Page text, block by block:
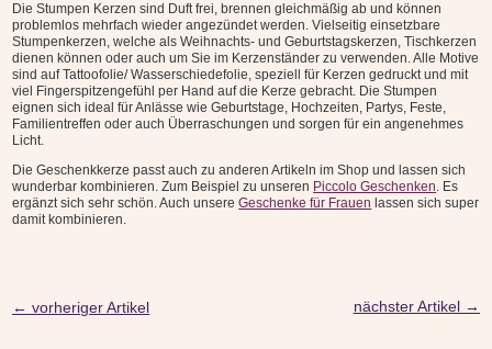
Die Stumpen Kerzen sind Duft frei, brennen gleichmäßig ab und können
problemlos mehrfach wieder angezündet werden. Vielseitig einsetzbare
Stumpenkerzen, welche als Weihnachts- und Geburtstagskerzen, Tischkerzen
dienen können oder auch um Sie im Kerzenständer zu verwenden. Alle Motive
sind auf Tattoofolie/ Wasserschiedefolie, speziell für Kerzen gedruckt und mit
viel Fingerspitzengefühl per Hand auf die Kerze gebracht. Die Stumpen
eignen sich ideal für Anlässe wie Geburtstage, Hochzeiten, Partys, Feste,
Familientreffen oder auch Überraschungen und sorgen für ein angenehmes
Licht.
Die Geschenkkerze passt auch zu anderen Artikeln im Shop und lassen sich
wunderbar kombinieren. Zum Beispiel zu unseren Piccolo Geschenken. Es
ergänzt sich sehr schön. Auch unsereGeschenke für Frauen lassen sich super
damit kombinieren.
←vorheriger Artikel nächster Artikel→